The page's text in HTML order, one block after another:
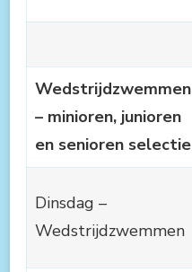
Wedstrijdzwemmen
– minioren, junioren
en senioren selectie
Dinsdag –
Wedstrijdzwemmen